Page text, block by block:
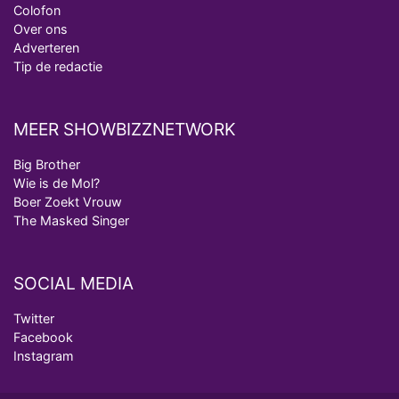
Colofon
Over ons
Adverteren
Tip de redactie
MEER SHOWBIZZNETWORK
Big Brother
Wie is de Mol?
Boer Zoekt Vrouw
The Masked Singer
SOCIAL MEDIA
Twitter
Facebook
Instagram